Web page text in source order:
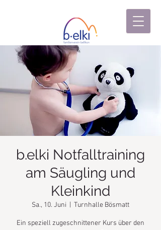
b.elki Notfalltraining
am Säugling und
Kleinkind
Sa., 10. Juni Turnhalle Bösmatt
Ein speziell zugeschnittener Kurs über den